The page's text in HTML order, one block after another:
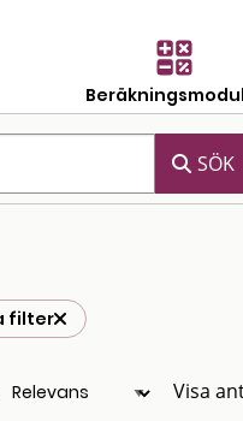
filter
Visa